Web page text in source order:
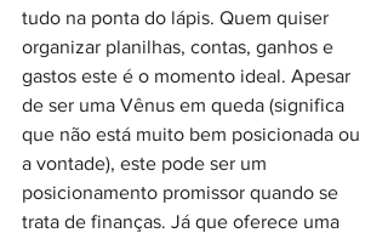
tudo na ponta do lápis. Quem quiser
organizar planilhas, contas, ganhos e
gastos este é o momento ideal. Apesar
de ser uma Vênus em queda (significa
que não está muito bem posicionada ou
a vontade), este pode ser um
posicionamento promissor quando se
trata de finanças. Já que oferece uma